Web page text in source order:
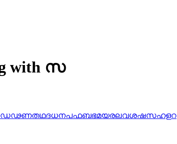
with സ
ഡഢണതഥദധനപഫബഭമയരലവശഷസഹളറ